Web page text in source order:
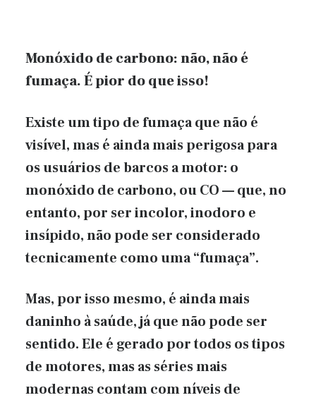
Monóxido de carbono: não, não é
fumaça. É pior do que isso!
Existe um tipo de fumaça que não é
visível, mas é ainda mais perigosa para
os usuários de barcos a motor: o
monóxido de carbono, ou CO — que, no
entanto, por ser incolor, inodoro e
insípido, não pode ser considerado
tecnicamente como uma “fumaça”.
Mas, por isso mesmo, é ainda mais
daninho à saúde, já que não pode ser
sentido. Ele é gerado por todos os tipos
de motores, mas as séries mais
modernas contam com níveis de